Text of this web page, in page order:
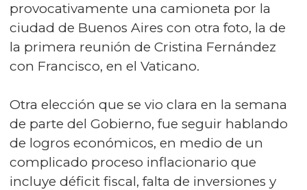
provocativamente una camioneta por la
ciudad de Buenos Aires con otra foto, la de
la primera reunión de Cristina Fernández
con Francisco, en el Vaticano.
Otra elección que se vio clara en la semana
de parte del Gobierno, fue seguir hablando
de logros económicos, en medio de un
complicado proceso inflacionario que
incluye déficit fiscal, falta de inversiones y